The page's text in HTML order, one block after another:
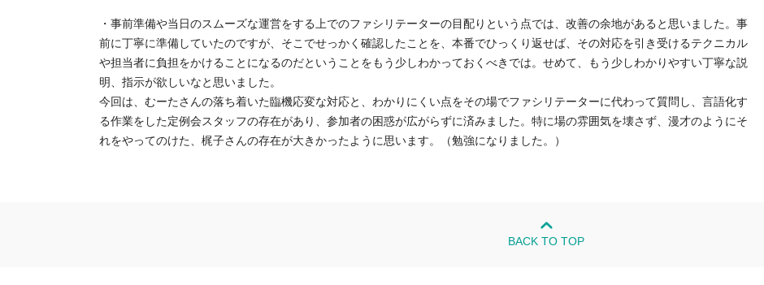
・事前準備や当日のスムーズな運営をする上でのファシリテーターの目配りという点では、改善の余地があると思いました。事
前に丁寧に準備していたのですが、そこでせっかく確認したことを、本番でひっくり返せば、その対応を引き受けるテクニカル
や担当者に負担をかけることになるのだということをもう少しわかっておくべきでは。せめて、もう少しわかりやすい丁寧な説
明、指示が欲しいなと思いました。
今回は、むーたさんの落ち着いた臨機応変な対応と、わかりにくい点をその場でファシリテーターに代わって質問し、言語化す
る作業をした定例会スタッフの存在があり、参加者の困惑が広がらずに済みました。特に場の雰囲気を壊さず、漫才のようにそ
れをやってのけた、梶子さんの存在が大きかったように思います。（勉強になりました。）
BACK TO TOP